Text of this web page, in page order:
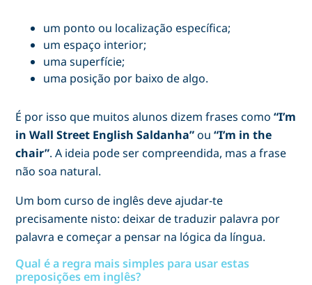
um ponto ou localização específica;
um espaço interior;
uma superfície;
uma posição por baixo de algo.
É por isso que muitos alunos dizem frases como“I’m
in Wall Street English Saldanha”ou“I’m in the
chair”. A ideia pode ser compreendida, mas a frase
não soa natural.
Um bom curso de inglês deve ajudar-te
precisamente nisto: deixar de traduzir palavra por
palavra e começar a pensar na lógica da língua.
Qual é a regra mais simples para usar estas
preposições em inglês?